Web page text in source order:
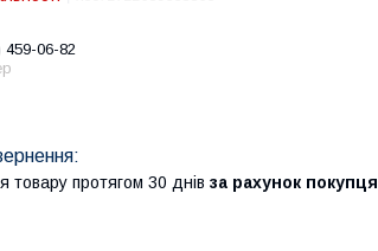
459-06-82
товару протягом 30 днів за рахунок покупця